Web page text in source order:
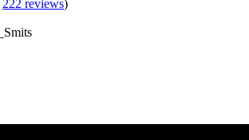
222 reviews)